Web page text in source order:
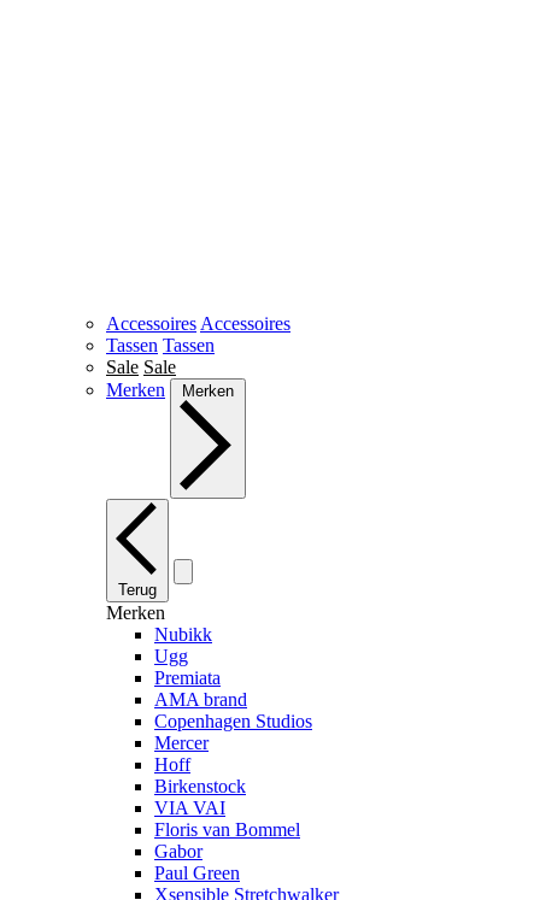
Accessoires Accessoires
Tassen Tassen
Sale Sale
Merken
Merken
Terug
Merken
Nubikk
Ugg
Premiata
AMA brand
Copenhagen Studios
Mercer
Hoff
Birkenstock
VIA VAI
Floris van Bommel
Gabor
Paul Green
Xsensible Stretchwalker